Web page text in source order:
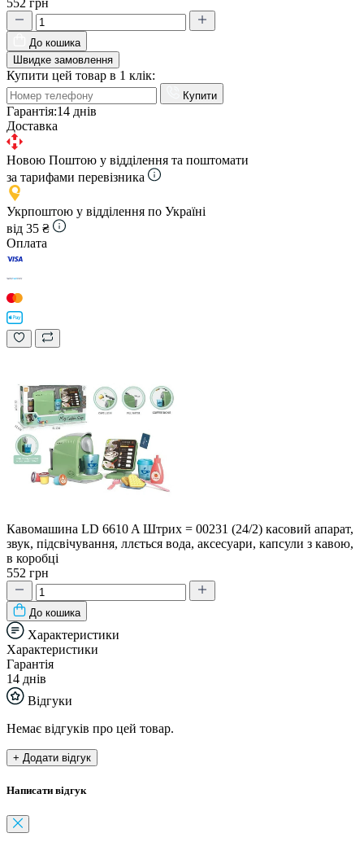
До кошика
Швидке замовлення
Купити цей товар в 1 клік:
Купити
Гарантія:14 днів
Доставка
Новою Поштою у відділення та поштомати
за тарифами перевізника
Укрпоштою у відділення по Україні
від 35 ₴
Оплата
Кавомашина LD 6610 A Штрих = 00231 (24/2) касовий апарат,
звук, підсвічування, ллється вода, аксесуари, капсули з кавою,
в коробці
552 грн
До кошика
Характеристики
Характеристики
Гарантія
14 днів
Відгуки
Немає відгуків про цей товар.
+ Додати відгук
Написати відгук